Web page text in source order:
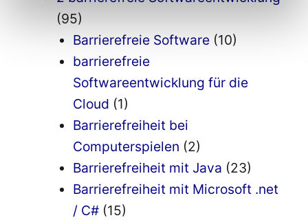
(95)
Barrierefreie Software (10)
barrierefreie
Softwareentwicklung für die
Cloud (1)
Barrierefreiheit bei
Computerspielen (2)
Barrierefreiheit mit Java (23)
Barrierefreiheit mit Microsoft .net
/ C# (15)